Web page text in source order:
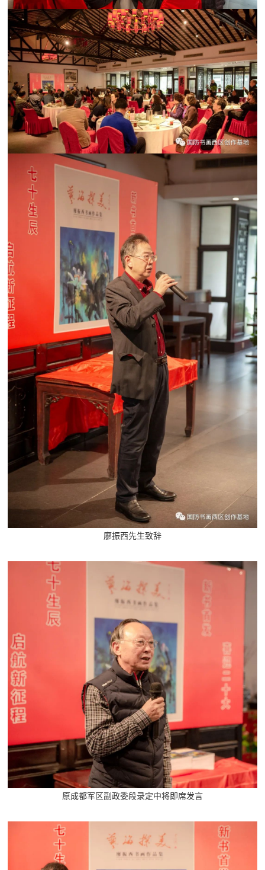
役
军
人
风
采
役
军
服
务
退
役
务
文
国
化
国
防
红
色
文
旅
红
色
文
旅
关
于
我
廖振西先生致辞
原成都军区副政委段录定中将即席发言